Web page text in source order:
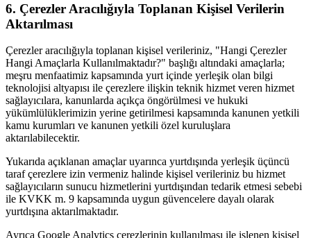
6. Çerezler Aracılığıyla Toplanan Kişisel Verilerin
Aktarılması
Çerezler aracılığıyla toplanan kişisel verileriniz, "Hangi Çerezler
Hangi Amaçlarla Kullanılmaktadır?" başlığı altındaki amaçlarla;
meşru menfaatimiz kapsamında yurt içinde yerleşik olan bilgi
teknolojisi altyapısı ile çerezlere ilişkin teknik hizmet veren hizmet
sağlayıcılara, kanunlarda açıkça öngörülmesi ve hukuki
yükümlülüklerimizin yerine getirilmesi kapsamında kanunen yetkili
kamu kurumları ve kanunen yetkili özel kuruluşlara
aktarılabilecektir.
Yukarıda açıklanan amaçlar uyarınca yurtdışında yerleşik üçüncü
taraf çerezlere izin vermeniz halinde kişisel verileriniz bu hizmet
sağlayıcıların sunucu hizmetlerini yurtdışından tedarik etmesi sebebi
ile KVKK m. 9 kapsamında uygun güvencelere dayalı olarak
yurtdışına aktarılmaktadır.
Ayrıca Google Analytics çerezlerinin kullanılması ile işlenen kişisel